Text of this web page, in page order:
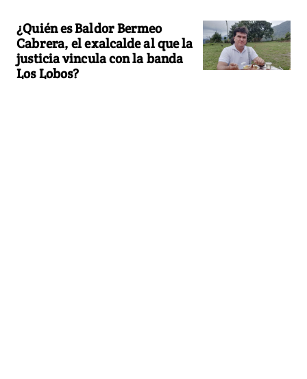
¿Quién es Baldor Bermeo
Cabrera, el exalcalde al que la
justicia vincula con la banda
Los Lobos?